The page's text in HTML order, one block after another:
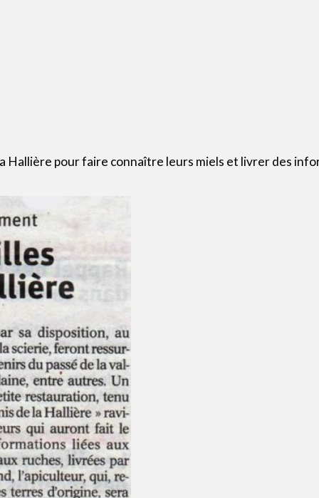
Hallière pour faire connaître leurs miels et livrer des